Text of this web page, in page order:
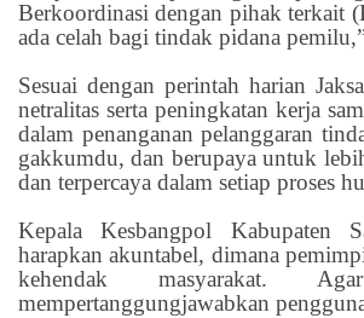
Berkoordinasi dengan pihak terkait
ada celah bagi tindak pidana
Sesuai dengan perintah harian
netralitas serta peningkatan kerja
dalam penanganan pelanggaran
gakkumdu, dan berupaya untuk
dan terpercaya dalam setiap proses
Kepala Kesbangpol Kabupaten
harapkan akuntabel, dimana
kehendak masyarakat.
mempertanggungjawabkan